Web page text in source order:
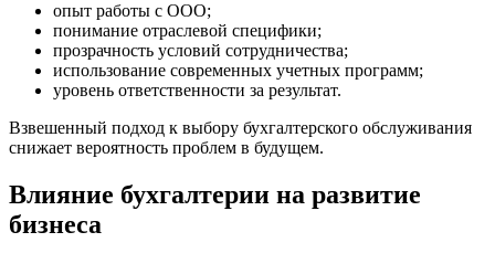
опыт работы с ООО;
понимание отраслевой специфики;
прозрачность условий сотрудничества;
использование современных учетных программ;
уровень ответственности за результат.
Взвешенный подход к выбору бухгалтерского обслуживания
снижает вероятность проблем в будущем.
Влияние бухгалтерии на развитие
бизнеса